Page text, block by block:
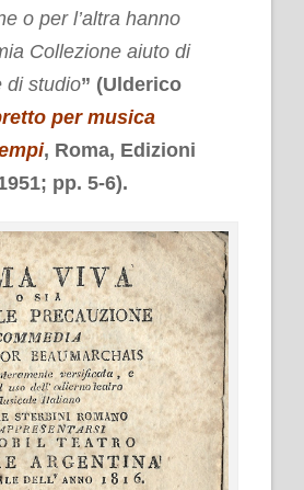
o per l’altra hanno
Collezione aiuto di
di studio” (Ulderico
per musica
, Roma, Edizioni
pp. 5-6).